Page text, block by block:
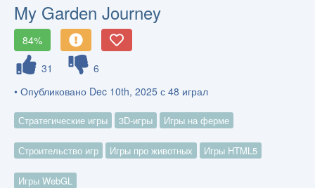
My Garden Journey
84%
31
6
• Опубликовано Dec 10th, 2025 с 48 играл
Стратегические игры 3D-игры Игры на ферме
Строительство игр Игры про животных Игры HTML5
Игры WebGL